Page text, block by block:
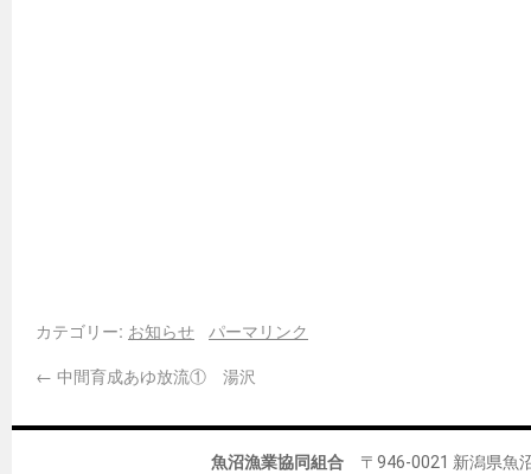
カテゴリー: お知らせ
パーマリンク
← 中間育成あゆ放流① 湯沢
魚沼漁業協同組合 〒946-0021 新潟県魚